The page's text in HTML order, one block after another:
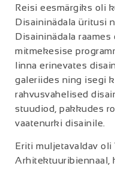
Reisi eesmärgiks oli
Disaininädala üritusi
Disaininädala
mitmekesise
linna erinevates
galeriides ning isegi
rahvusvahelised
stuudiod, pakkudes
vaatenurki disainile.
Eriti muljetavaldav oli
Arhitektuuribiennaal,